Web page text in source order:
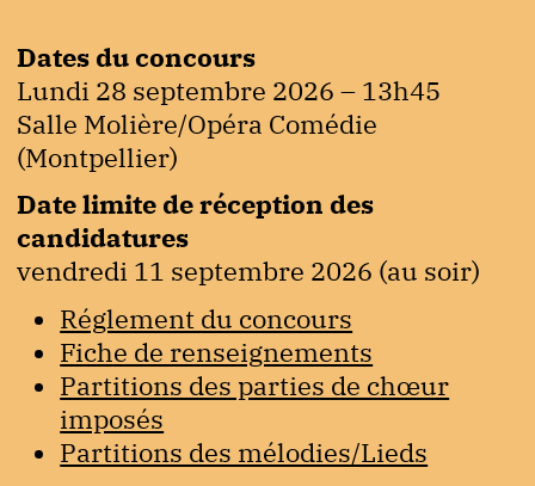
Dates du concours
Lundi 28 septembre 2026 – 13h45
Salle Molière/Opéra Comédie
(Montpellier)
Date limite de réception des
candidatures
vendredi 11 septembre 2026 (au soir)
Réglement du concours
Fiche de renseignements
Partitions des parties de chœur
imposés
Partitions des mélodies/Lieds